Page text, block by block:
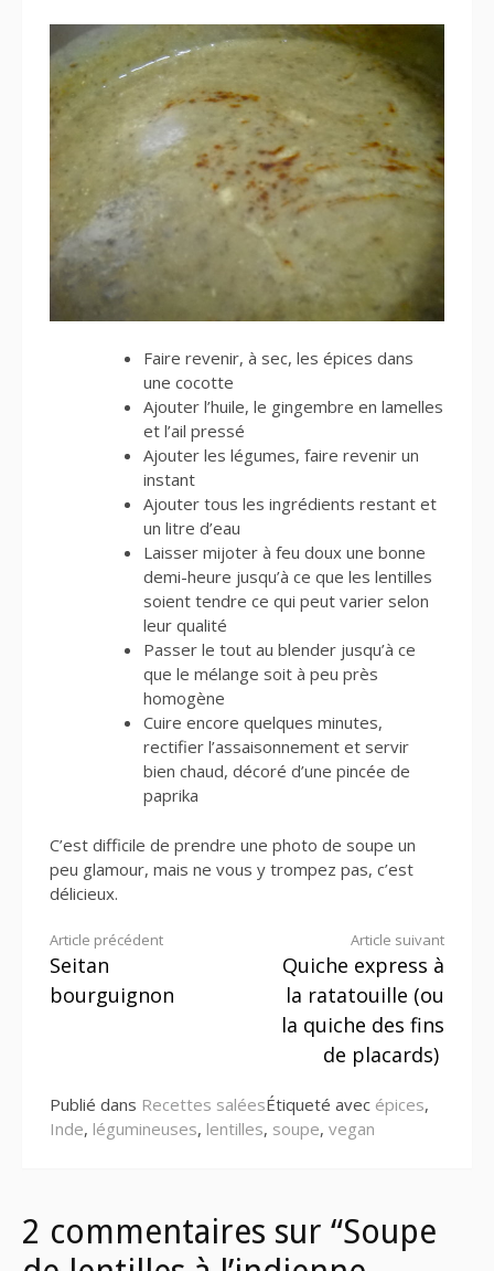
Faire revenir, à sec, les épices dans
une cocotte
Ajouter l’huile, le gingembre en lamelles
et l’ail pressé
Ajouter les légumes, faire revenir un
instant
Ajouter tous les ingrédients restant et
un litre d’eau
Laisser mijoter à feu doux une bonne
demi-heure jusqu’à ce que les lentilles
soient tendre ce qui peut varier selon
leur qualité
Passer le tout au blender jusqu’à ce
que le mélange soit à peu près
homogène
Cuire encore quelques minutes,
rectifier l’assaisonnement et servir
bien chaud, décoré d’une pincée de
paprika
C’est difficile de prendre une photo de soupe un
peu glamour, mais ne vous y trompez pas, c’est
délicieux.
Lire
la
Article précédent
Seitan
bourguignon
Article suivant
Quiche express à
la ratatouille (ou
la quiche des fins
de placards)
Publié dans Recettes saléesÉtiqueté avec épices,
Inde, légumineuses, lentilles, soupe, vegan
2 commentaires sur “Soupe